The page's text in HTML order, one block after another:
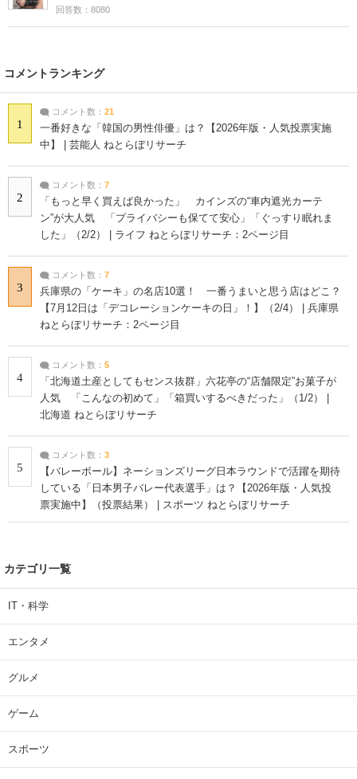
回答数：8080
コメントランキング
1
コメント数： 21
一番好きな「韓国の男性俳優」は？【2026年版・人気投票実施
中】 | 芸能人 ねとらぼリサーチ
2
コメント数： 7
「もっと早く買えば良かった」 カインズの“車内遮光カーテ
ン”が大人気 「プライバシーも保てて安心」「ぐっすり眠れま
した」（2/2） | ライフ ねとらぼリサーチ：2ページ目
3
コメント数： 7
兵庫県の「ケーキ」の名店10選！ 一番うまいと思う店はどこ？
【7月12日は「デコレーションケーキの日」！】（2/4） | 兵庫県
ねとらぼリサーチ：2ページ目
4
コメント数： 5
「北海道土産としてもセンス抜群」六花亭の“店舗限定”お菓子が
人気 「こんなの初めて」「箱買いするべきだった」（1/2） |
北海道 ねとらぼリサーチ
5
コメント数： 3
【バレーボール】ネーションズリーグ日本ラウンドで活躍を期待
している「日本男子バレー代表選手」は？【2026年版・人気投
票実施中】（投票結果） | スポーツ ねとらぼリサーチ
カテゴリ一覧
IT・科学
エンタメ
グルメ
ゲーム
スポーツ